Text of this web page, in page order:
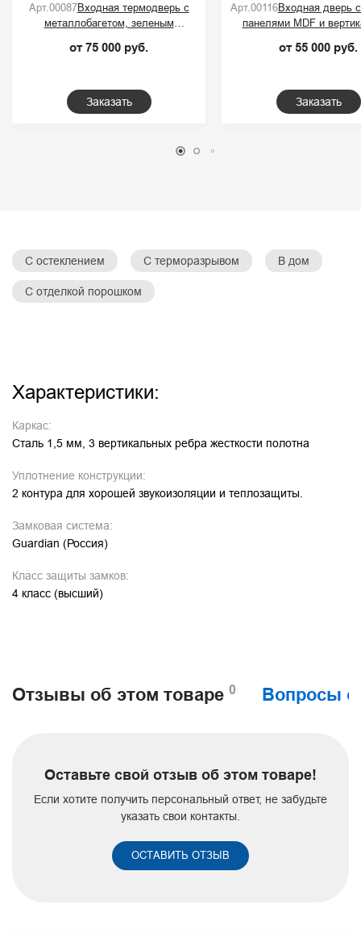
Арт.00087Входная термодверь с
металлобагетом, зеленым
скобой
от 75 000 руб.
Заказать
Арт.00116Входная дверь
панелями MDF и
от 55 000 руб.
Заказать
С остеклением С терморазрывом В дом
С отделкой порошком
Характеристики:
Каркас:
Сталь 1,5 мм, 3 вертикальных ребра жесткости полотна
Уплотнение конструкции:
2 контура для хорошей звукоизоляции и теплозащиты.
Замковая система:
Guardian (Россия)
Класс защиты замков:
4 класс (высший)
Отзывы об этом товаре 0 Вопросы
Оставьте свой отзыв об этом товаре!
Если хотите получить персональный ответ, не забудьте
указать свои контакты.
ОСТАВИТЬ ОТЗЫВ